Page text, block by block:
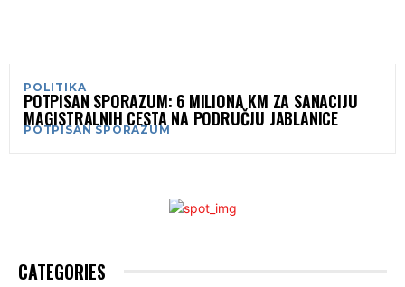
POLITIKA
POTPISAN SPORAZUM: 6 MILIONA KM ZA SANACIJU
MAGISTRALNIH CESTA NA PODRUČJU JABLANICE
POTPISAN SPORAZUM
CATEGORIES